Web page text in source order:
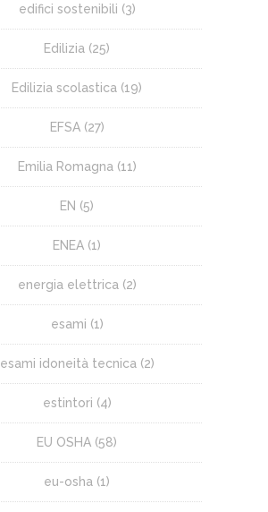
edifici sostenibili (3)
Edilizia (25)
Edilizia scolastica (19)
EFSA(27)
Emilia Romagna (11)
EN (5)
ENEA (1)
energia elettrica (2)
esami (1)
esami idoneità tecnica (2)
estintori (4)
EU OSHA (58)
eu-osha (1)